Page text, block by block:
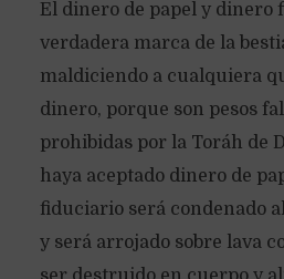
El dinero de papel y dinero
verdadera marca de la
maldiciendo a cualquiera
dinero, porque son pesos
prohibidas por la Toráh de
haya aceptado dinero de
fiduciario será condenado
y será arrojado sobre lava